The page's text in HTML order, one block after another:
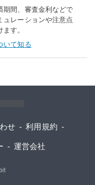
期間、審査金利などで
ュレーションや注意点
す。
いて知る
せ - 利用規約 -
- 運営会社